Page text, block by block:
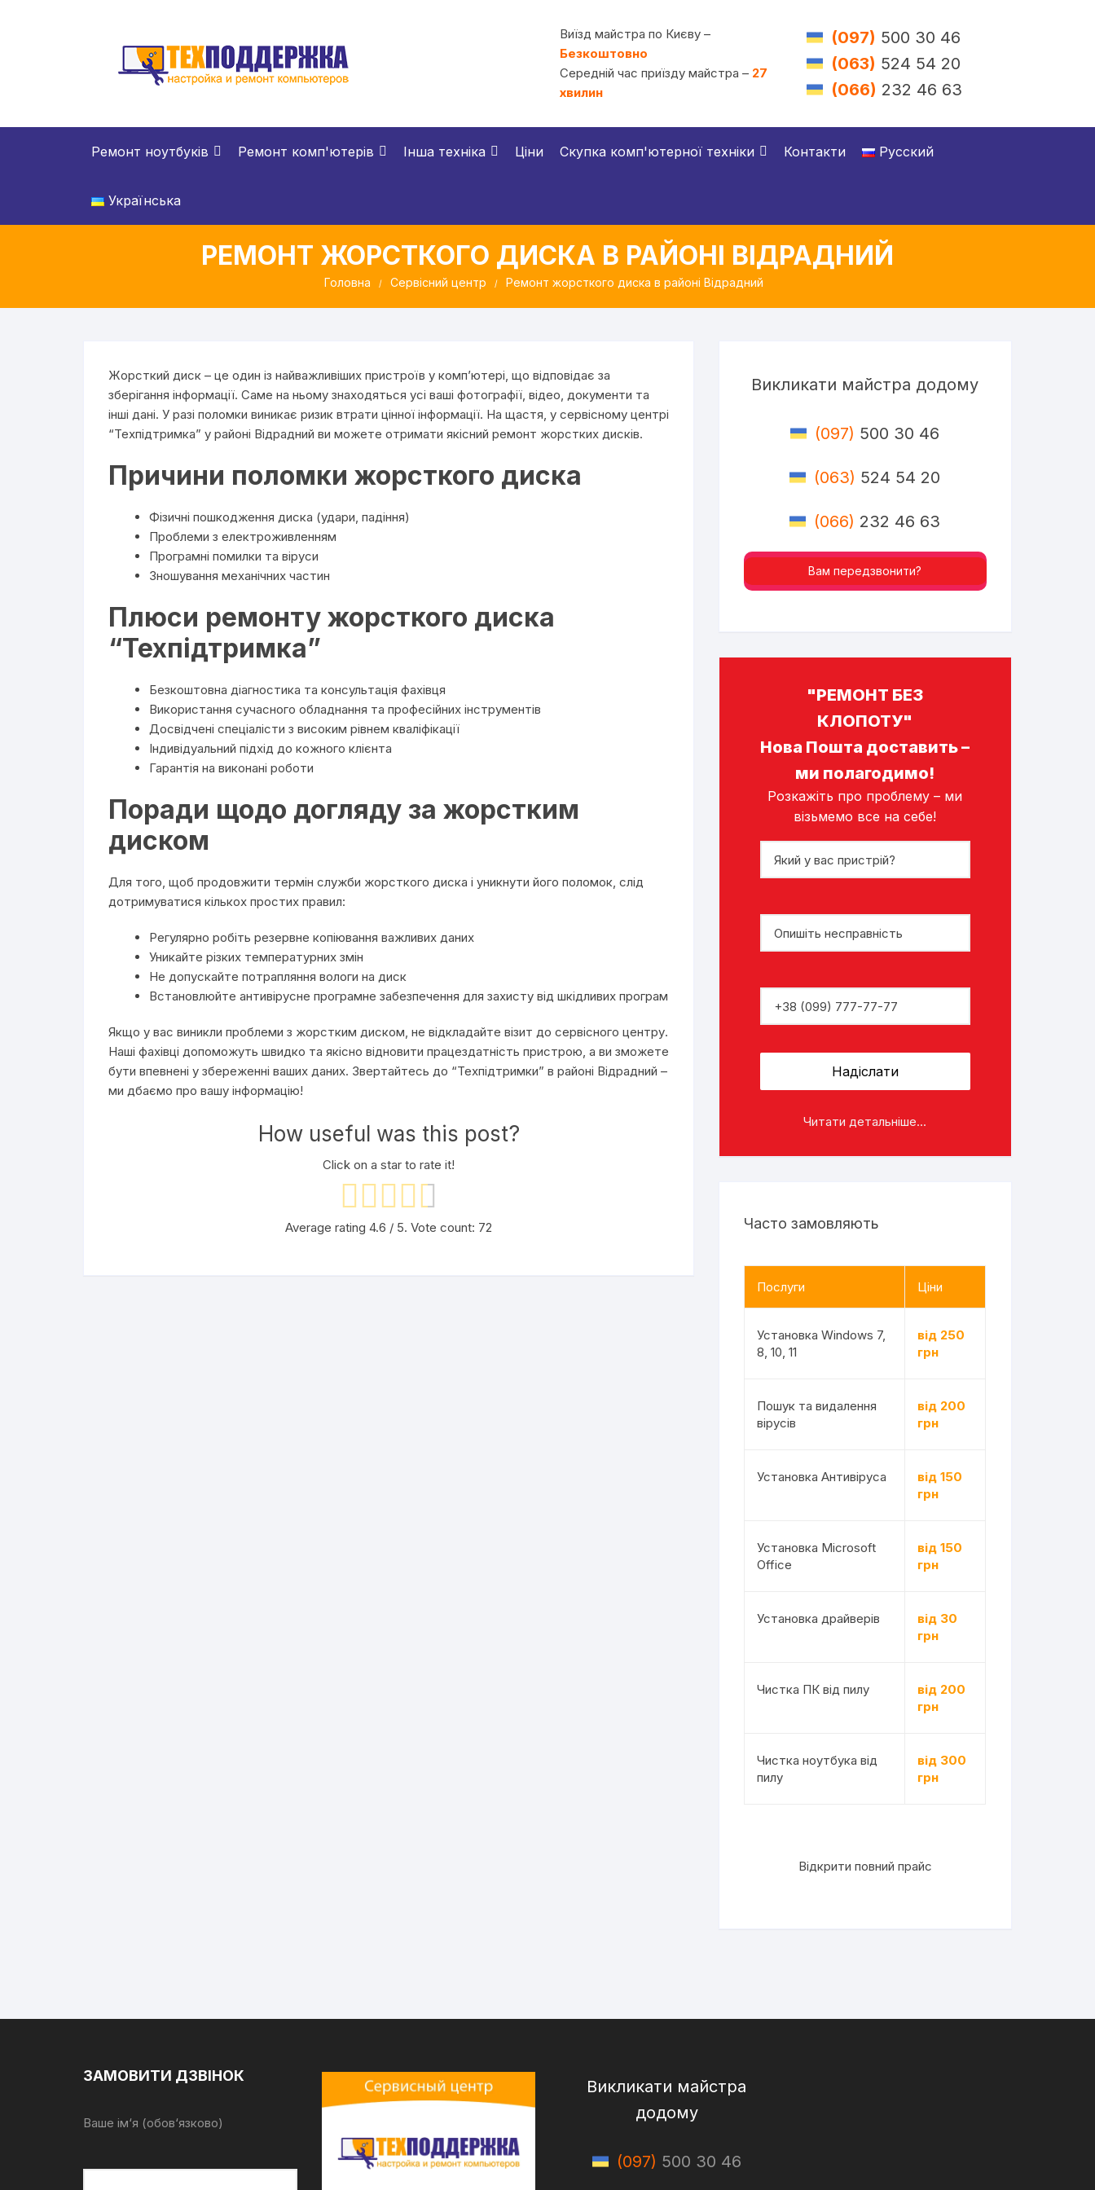
Виїзд майстра по Києву –
Безкоштовно
Середній час приїзду майстра – 27
хвилин
(097) 500 30 46
(063) 524 54 20
(066) 232 46 63
Ремонт ноутбуків Ремонт комп'ютерів Інша техніка Ціни Скупка комп'ютерної техніки Контакти Русский
Українська
РЕМОНТ ЖОРСТКОГО ДИСКА В РАЙОНІ ВІДРАДНИЙ
Головна Сервісний центр Ремонт жорсткого диска в районі Відрадний
Жорсткий диск – це один із найважливіших пристроїв у комп’ютері, що відповідає за
зберігання інформації. Саме на ньому знаходяться усі ваші фотографії, відео, документи та
інші дані. У разі поломки виникає ризик втрати цінної інформації. На щастя, у сервісному центрі
“Техпідтримка” у районі Відрадний ви можете отримати якісний ремонт жорстких дисків.
Причини поломки жорсткого диска
Фізичні пошкодження диска (удари, падіння)
Проблеми з електроживленням
Програмні помилки та віруси
Зношування механічних частин
Плюси ремонту жорсткого диска
“Техпідтримка”
Безкоштовна діагностика та консультація фахівця
Використання сучасного обладнання та професійних інструментів
Досвідчені спеціалісти з високим рівнем кваліфікації
Індивідуальний підхід до кожного клієнта
Гарантія на виконані роботи
Поради щодо догляду за жорстким
диском
Для того, щоб продовжити термін служби жорсткого диска і уникнути його поломок, слід
дотримуватися кількох простих правил:
Регулярно робіть резервне копіювання важливих даних
Уникайте різких температурних змін
Не допускайте потрапляння вологи на диск
Встановлюйте антивірусне програмне забезпечення для захисту від шкідливих програм
Якщо у вас виникли проблеми з жорстким диском, не відкладайте візит до сервісного центру.
Наші фахівці допоможуть швидко та якісно відновити працездатність пристрою, а ви зможете
бути впевнені у збереженні ваших даних. Звертайтесь до “Техпідтримки” в районі Відрадний –
ми дбаємо про вашу інформацію!
How useful was this post?
Click on a star to rate it!
Average rating 4.6 / 5. Vote count: 72
Викликати майстра додому
(097) 500 30 46
(063) 524 54 20
(066) 232 46 63
Вам передзвонити?
"РЕМОНТ БЕЗ
КЛОПОТУ"
Нова Пошта доставить –
ми полагодимо!
Розкажіть про проблему – ми
візьмемо все на себе!
Читати детальніше...
Часто замовляють
Послуги Ціни
Установка Windows 7,
8, 10, 11
від 250
грн
Пошук та видалення
вірусів
від 200
грн
Установка Антивіруса
від 150
грн
Установка Microsoft
Office
від 150
грн
Установка драйверів
від 30
грн
Чистка ПК від пилу
від 200
грн
Чистка ноутбука від
пилу
від 300
грн
Відкрити повний прайс
ЗАМОВИТИ ДЗВІНОК
Ваше ім‘я (обов‘язково)
Викликати майстра
додому
(097) 500 30 46